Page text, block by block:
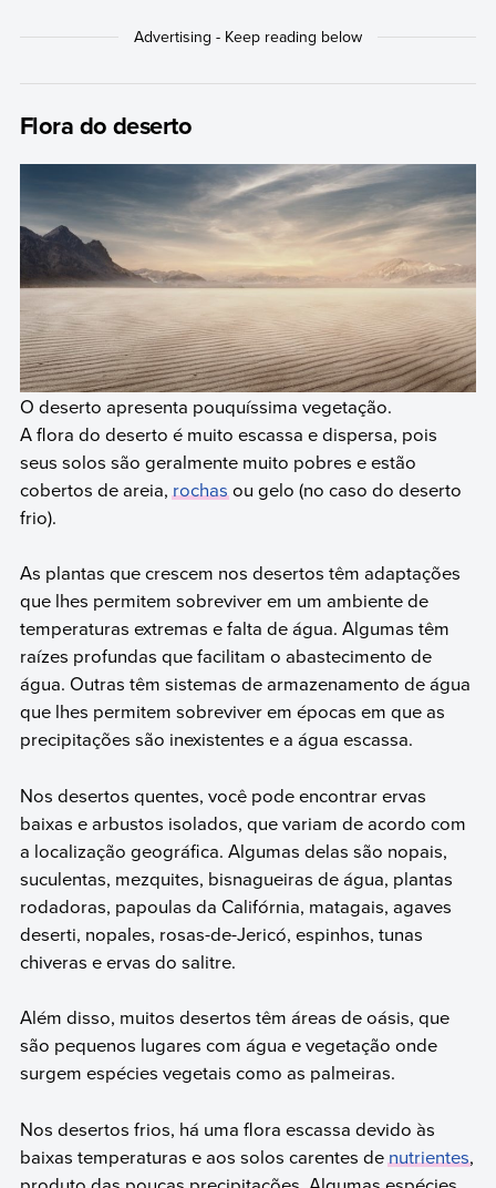
Flora do deserto
O deserto apresenta pouquíssima vegetação.
A flora do deserto é muito escassa e dispersa, pois
seus solos são geralmente muito pobres e estão
cobertos de areia,rochasou gelo (no caso do deserto
frio).
As plantas que crescem nos desertos têm adaptações
que lhes permitem sobreviver em um ambiente de
temperaturas extremas e falta de água. Algumas têm
raízes profundas que facilitam o abastecimento de
água. Outras têm sistemas de armazenamento de água
que lhes permitem sobreviver em épocas em que as
precipitações são inexistentes e a água escassa.
Nos desertos quentes, você pode encontrar ervas
baixas e arbustos isolados, que variam de acordo com
a localização geográfica. Algumas delas são nopais,
suculentas, mezquites, bisnagueiras de água, plantas
rodadoras, papoulas da Califórnia, matagais, agaves
deserti, nopales, rosas-de-Jericó, espinhos, tunas
chiveras e ervas do salitre.
Além disso, muitos desertos têm áreas de oásis, que
são pequenos lugares com água e vegetação onde
surgem espécies vegetais como as palmeiras.
Nos desertos frios, há uma flora escassa devido às
baixas temperaturas e aos solos carentes denutrientes,